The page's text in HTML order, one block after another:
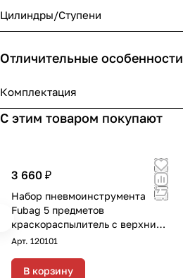
Цилиндры/Ступени
Отличительные особенности
Комплектация
С этим товаром покупают
3 660 ₽
Набор пневмоинструмента
Fubag 5 предметов
краскораспылитель с верхним
бачком
Арт. 120101
В корзину